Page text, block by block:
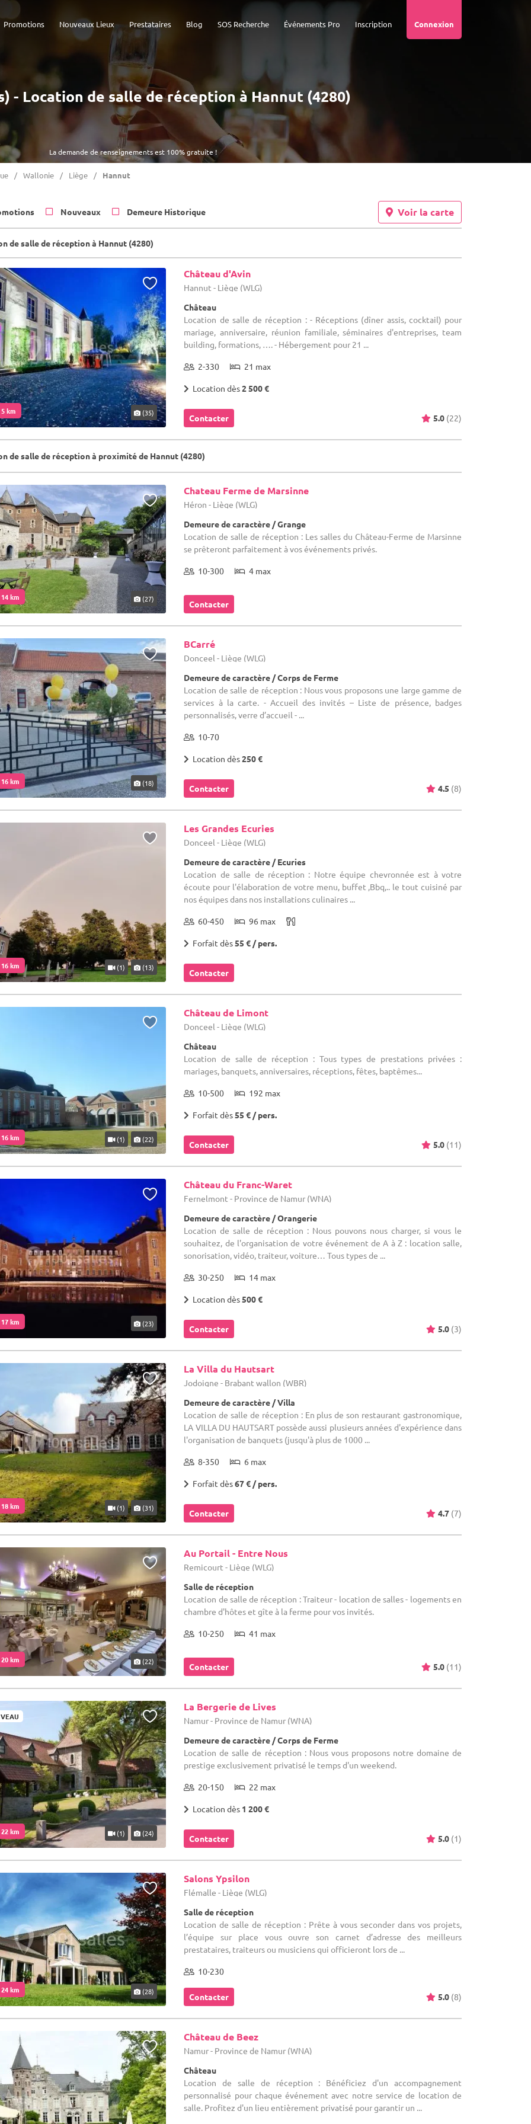
Connexion
Inscription
Événements Pro
SOS Recherche
Blog
Prestataires
Nouveaux Lieux
Promotions
La demande de renseignements est 100% gratuite !
- Location de salle de réception à Hannut (4280)
Wallonie Liège Hannut
Nouveaux Demeure Historique Voir la carte
de salle de réception à Hannut (4280)
km (35)
Château d'Avin
Hannut - Liège (WLG)
Château
Location de salle de réception : - Réceptions (dîner assis, cocktail) pour
mariage, anniversaire, réunion familiale, séminaires d'entreprises, team
building, formations, …. - Hébergement pour 21 ...
2-330 21 max
Location dès2 500 €
Contacter 5.0 (22)
de salle de réception à proximité de Hannut (4280)
km (27)
Chateau Ferme de Marsinne
Héron - Liège (WLG)
Demeure de caractère / Grange
Location de salle de réception : Les salles du Château-Ferme de Marsinne
se prêteront parfaitement à vos événements privés.
10-300 4 max
Contacter
km (18)
BCarré
Donceel - Liège (WLG)
Demeure de caractère / Corps de Ferme
Location de salle de réception : Nous vous proposons une large gamme de
services à la carte. - Accueil des invités – Liste de présence, badges
personnalisés, verre d’accueil - ...
10-70
Location dès250 €
Contacter 4.5 (8)
km (1) (13)
Les Grandes Ecuries
Donceel - Liège (WLG)
Demeure de caractère / Ecuries
Location de salle de réception : Notre équipe chevronnée est à votre
écoute pour l'élaboration de votre menu, buffet ,Bbq,.. le tout cuisiné par
nos équipes dans nos installations culinaires ...
60-450 96 max
Forfait dès55 € / pers.
Contacter
km (1) (22)
Château de Limont
Donceel - Liège (WLG)
Château
Location de salle de réception : Tous types de prestations privées :
mariages, banquets, anniversaires, réceptions, fêtes, baptêmes...
10-500 192 max
Forfait dès55 € / pers.
Contacter 5.0 (11)
km (23)
Château du Franc-Waret
Fernelmont - Province de Namur (WNA)
Demeure de caractère / Orangerie
Location de salle de réception : Nous pouvons nous charger, si vous le
souhaitez, de l'organisation de votre événement de A à Z : location salle,
sonorisation, vidéo, traiteur, voiture… Tous types de ...
30-250 14 max
Location dès500 €
Contacter 5.0 (3)
km (1) (31)
La Villa du Hautsart
Jodoigne - Brabant wallon (WBR)
Demeure de caractère / Villa
Location de salle de réception : En plus de son restaurant gastronomique,
LA VILLA DU HAUTSART possède aussi plusieurs années d'expérience dans
l'organisation de banquets (jusqu'à plus de 1000 ...
8-350 6 max
Forfait dès67 € / pers.
Contacter 4.7 (7)
km (22)
Au Portail - Entre Nous
Remicourt - Liège (WLG)
Salle de réception
Location de salle de réception : Traiteur - location de salles - logements en
chambre d'hôtes et gîte à la ferme pour vos invités.
10-250 41 max
Contacter 5.0 (11)
km (1) (24)
La Bergerie de Lives
Namur - Province de Namur (WNA)
Demeure de caractère / Corps de Ferme
Location de salle de réception : Nous vous proposons notre domaine de
prestige exclusivement privatisé le temps d'un weekend.
20-150 22 max
Location dès 1 200 €
Contacter 5.0 (1)
km (28)
Salons Ypsilon
Flémalle - Liège (WLG)
Salle de réception
Location de salle de réception : Prête à vous seconder dans vos projets,
l’équipe sur place vous ouvre son carnet d’adresse des meilleurs
prestataires, traiteurs ou musiciens qui officieront lors de ...
10-230
Contacter 5.0 (8)
Château de Beez
Namur - Province de Namur (WNA)
Château
Location de salle de réception : Bénéficiez d'un accompagnement
personnalisé pour chaque événement avec notre service de location de
salle. Profitez d'un lieu entièrement privatisé pour garantir un ...